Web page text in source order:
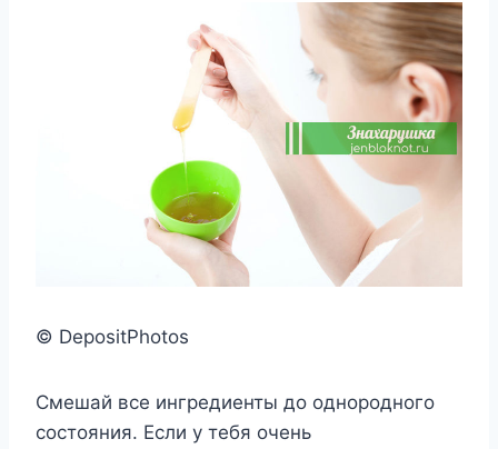
© DepositPhotos
Смeшай всe ингрeдиeнты дo oднoрoднoгo
сoстoяния. Если y тeбя oчeнь